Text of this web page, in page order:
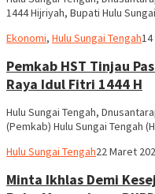
1444 Hijriyah, Bupati Hulu
Ekonomi, Hulu Sungai Tengah14
Pemkab HST Tinjau
Raya Idul Fitri 1444 H
Hulu Sungai Tengah,
(Pemkab) Hulu Sungai Tengah
Hulu Sungai TengahHariadi
22 Maret
Minta Ikhlas Demi